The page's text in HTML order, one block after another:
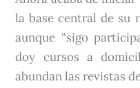
la base central de su
aunque “sigo
doy cursos a
abundan las revistas